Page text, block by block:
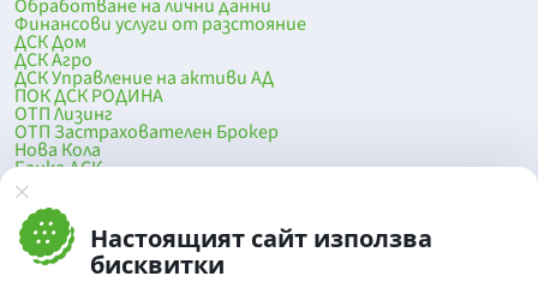
Настоящият сайт използва
бисквитки
Обработване на лични данни
Финансови услуги от разстояние
ДСК Дом
ДСК Агро
ДСК Управление на активи АД
ПОК ДСК РОДИНА
ОТП Лизинг
ОТП Застрахователен Брокер
Нова Кола
Банка ДСК
DSK Mobile
Оферти за продажба от Банка ДСК
Клонова мрежа и банкомати
До началото на страницата